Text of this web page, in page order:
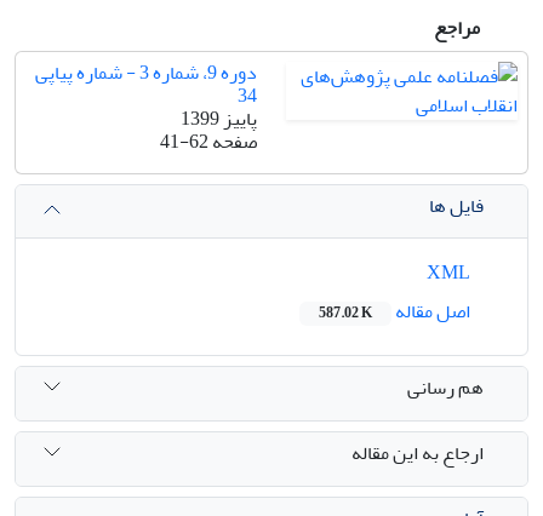
مراجع
دوره 9، شماره 3 - شماره پیاپی
34
پاییز 1399
صفحه41-62
فایل ها
اصل مقاله
587.02 K
هم رسانی
ارجاع به این مقاله